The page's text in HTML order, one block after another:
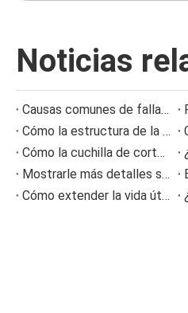
Noticias
Causas comunes de falla de las boquillas de aspersión y cómo prevenir problemas de aspersión
Cómo la estructura de la varilla dosificadora de la máquina de recubrimiento afecta la calidad del recubrimiento
Cómo la cuchilla de corte NC reduce la acumulación de restos de papel en la producción de cartón corrugado
Mostrarle más detalles sobre la información sobre el desgaste de la tela formadora de poliéster
Cómo extender la vida útil del fieltro prensado en máquinas de papel